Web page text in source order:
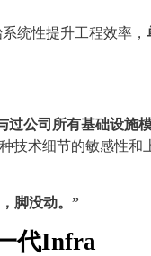
统性提升工程效率，
公司所有基础设施模
技术细节的敏感性和
脚没动。”
代Infra